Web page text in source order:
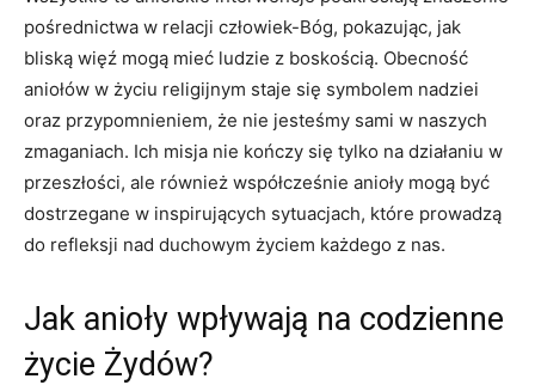
pośrednictwa w relacji człowiek-Bóg, pokazując, jak
bliską więź mogą mieć ludzie z boskością. Obecność
aniołów w życiu religijnym staje się symbolem nadziei
oraz przypomnieniem, że nie jesteśmy sami w naszych
zmaganiach. Ich misja nie kończy się tylko na działaniu w
przeszłości, ale również współcześnie anioły mogą być
dostrzegane w inspirujących sytuacjach, które prowadzą
do refleksji nad duchowym życiem każdego z nas.
Jak anioły wpływają na codzienne
życie Żydów?